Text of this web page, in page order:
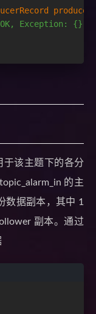
OK, Exception: {}"
于该主题下的各分
的主
数据副本，其中 1
副本。通过